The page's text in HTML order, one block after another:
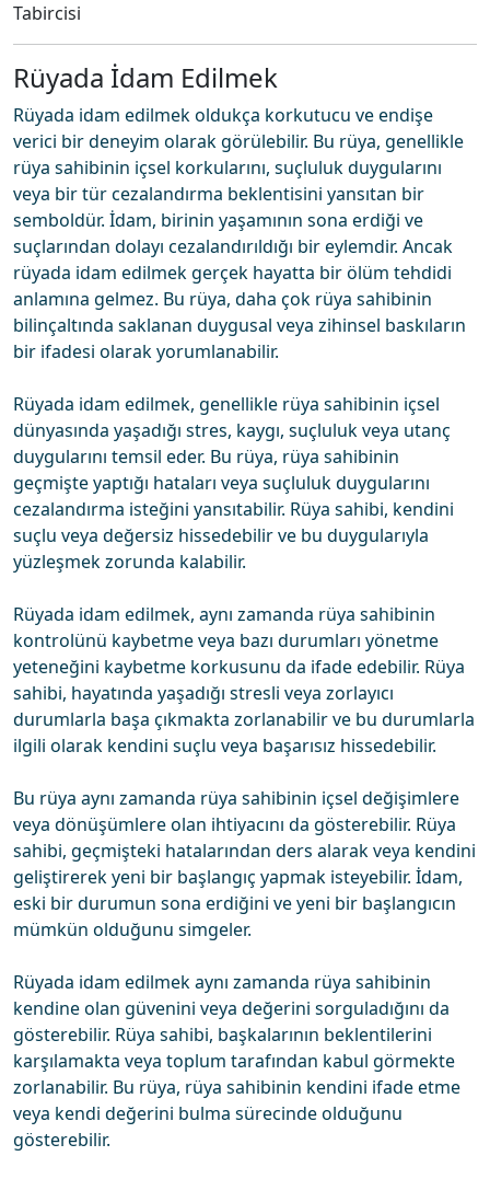
Tabircisi
Rüyada İdam Edilmek
Rüyada idam edilmek oldukça korkutucu ve endişe
verici bir deneyim olarak görülebilir. Bu rüya, genellikle
rüya sahibinin içsel korkularını, suçluluk duygularını
veya bir tür cezalandırma beklentisini yansıtan bir
semboldür. İdam, birinin yaşamının sona erdiği ve
suçlarından dolayı cezalandırıldığı bir eylemdir. Ancak
rüyada idam edilmek gerçek hayatta bir ölüm tehdidi
anlamına gelmez. Bu rüya, daha çok rüya sahibinin
bilinçaltında saklanan duygusal veya zihinsel baskıların
bir ifadesi olarak yorumlanabilir.
Rüyada idam edilmek, genellikle rüya sahibinin içsel
dünyasında yaşadığı stres, kaygı, suçluluk veya utanç
duygularını temsil eder. Bu rüya, rüya sahibinin
geçmişte yaptığı hataları veya suçluluk duygularını
cezalandırma isteğini yansıtabilir. Rüya sahibi, kendini
suçlu veya değersiz hissedebilir ve bu duygularıyla
yüzleşmek zorunda kalabilir.
Rüyada idam edilmek, aynı zamanda rüya sahibinin
kontrolünü kaybetme veya bazı durumları yönetme
yeteneğini kaybetme korkusunu da ifade edebilir. Rüya
sahibi, hayatında yaşadığı stresli veya zorlayıcı
durumlarla başa çıkmakta zorlanabilir ve bu durumlarla
ilgili olarak kendini suçlu veya başarısız hissedebilir.
Bu rüya aynı zamanda rüya sahibinin içsel değişimlere
veya dönüşümlere olan ihtiyacını da gösterebilir. Rüya
sahibi, geçmişteki hatalarından ders alarak veya kendini
geliştirerek yeni bir başlangıç yapmak isteyebilir. İdam,
eski bir durumun sona erdiğini ve yeni bir başlangıcın
mümkün olduğunu simgeler.
Rüyada idam edilmek aynı zamanda rüya sahibinin
kendine olan güvenini veya değerini sorguladığını da
gösterebilir. Rüya sahibi, başkalarının beklentilerini
karşılamakta veya toplum tarafından kabul görmekte
zorlanabilir. Bu rüya, rüya sahibinin kendini ifade etme
veya kendi değerini bulma sürecinde olduğunu
gösterebilir.